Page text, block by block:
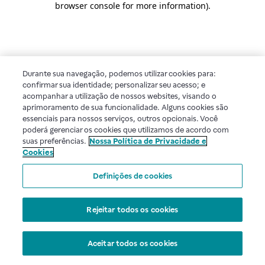
browser console for more information).
Durante sua navegação, podemos utilizar cookies para:
confirmar sua identidade; personalizar seu acesso; e
acompanhar a utilização de nossos websites, visando o
aprimoramento de sua funcionalidade. Alguns cookies são
essenciais para nossos serviços, outros opcionais. Você
poderá gerenciar os cookies que utilizamos de acordo com
suas preferências. Nossa Política de Privacidade e
Cookies
Definições de cookies
Rejeitar todos os cookies
Aceitar todos os cookies